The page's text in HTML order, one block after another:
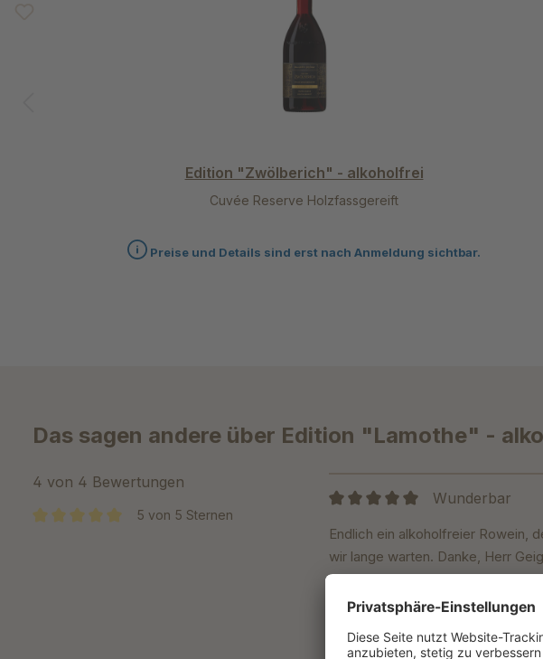
Edition "Zwölberich" - alkoholfrei
Cuvée Reserve Holzfassgereift
Preise und Details sind erst nach Anmeldung sichtbar.
Das sagen andere über Edition "Lamothe" -
4 von 4 Bewertungen
Durchschnittliche Bewertung von 5 von 5 Sternen
5 von 5 Sternen
Wunderbar
Endlich ein alkoholfreier Rowein,
wir lange warten. Danke, Herr
Bewertung mit 5 von 5 Sternen
DIE
Habe mit der Edition Lamothe